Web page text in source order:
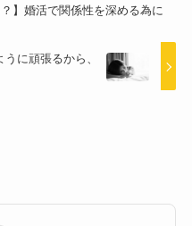
】婚活で関係性を深める為に
に頑張るから、